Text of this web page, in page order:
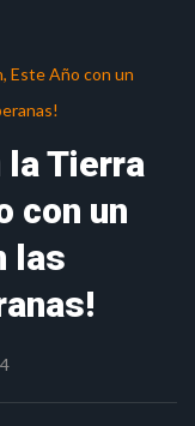
Este Año con un
la Tierra
con un
las